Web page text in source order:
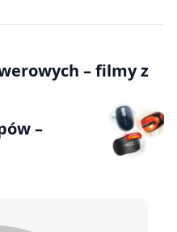
– filmy z
–